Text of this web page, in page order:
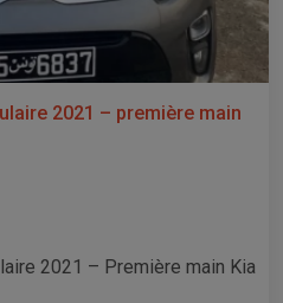
2021 – première main
2021 – Première main Kia